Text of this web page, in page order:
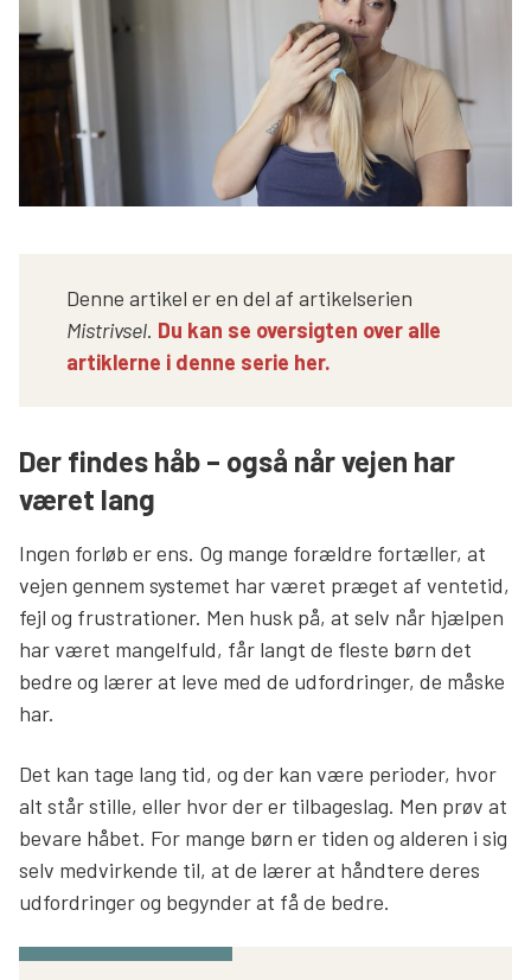
Denne artikel er en del af artikelserien
Mistrivsel. Du kan se oversigten over alle
artiklerne i denne serie her.
Der findes håb – også når vejen har
været lang
Ingen forløb er ens. Og mange forældre fortæller, at
vejen gennem systemet har været præget af ventetid,
fejl og frustrationer. Men husk på, at selv når hjælpen
har været mangelfuld, får langt de fleste børn det
bedre og lærer at leve med de udfordringer, de måske
har.
Det kan tage lang tid, og der kan være perioder, hvor
alt står stille, eller hvor der er tilbageslag. Men prøv at
bevare håbet. For mange børn er tiden og alderen i sig
selv medvirkende til, at de lærer at håndtere deres
udfordringer og begynder at få de bedre.